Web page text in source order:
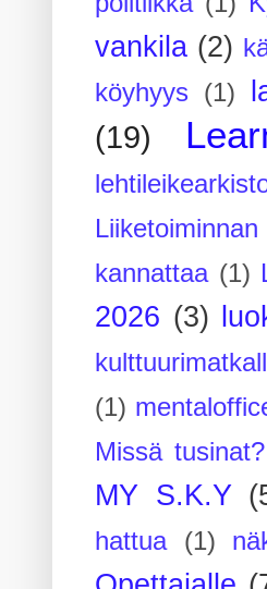
vankila (2)
köyhyys
(1)
(19)
kannattaa (1)
2026 (3)
(1)
Missä tusinat?
MY S.K.Y
hattua (1)